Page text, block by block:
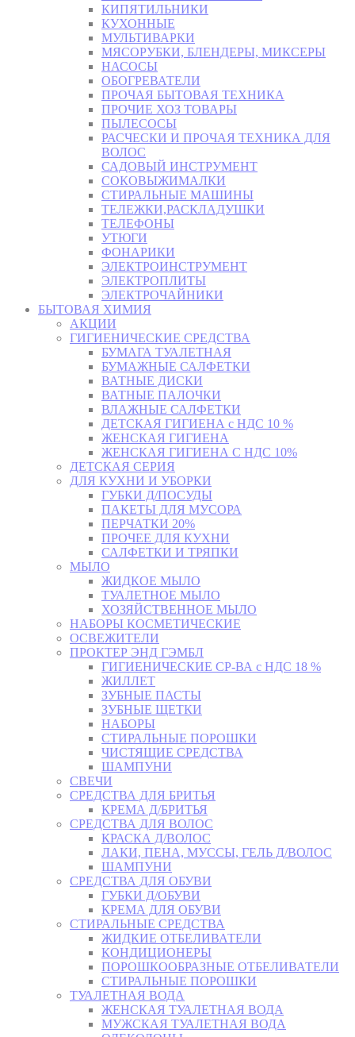
КИПЯТИЛЬНИКИ
КУХОННЫЕ
МУЛЬТИВАРКИ
МЯСОРУБКИ, БЛЕНДЕРЫ, МИКСЕРЫ
НАСОСЫ
ОБОГРЕВАТЕЛИ
ПРОЧАЯ БЫТОВАЯ ТЕХНИКА
ПРОЧИЕ ХОЗ ТОВАРЫ
ПЫЛЕСОСЫ
РАСЧЕСКИ И ПРОЧАЯ ТЕХНИКА ДЛЯ
ВОЛОС
САДОВЫЙ ИНСТРУМЕНТ
СОКОВЫЖИМАЛКИ
СТИРАЛЬНЫЕ МАШИНЫ
ТЕЛЕЖКИ,РАСКЛАДУШКИ
ТЕЛЕФОНЫ
УТЮГИ
ФОНАРИКИ
ЭЛЕКТРОИНСТРУМЕНТ
ЭЛЕКТРОПЛИТЫ
ЭЛЕКТРОЧАЙНИКИ
БЫТОВАЯ ХИМИЯ
АКЦИИ
ГИГИЕНИЧЕСКИЕ СРЕДСТВА
БУМАГА ТУАЛЕТНАЯ
БУМАЖНЫЕ САЛФЕТКИ
ВАТНЫЕ ДИСКИ
ВАТНЫЕ ПАЛОЧКИ
ВЛАЖНЫЕ САЛФЕТКИ
ДЕТСКАЯ ГИГИЕНА с НДС 10 %
ЖЕНСКАЯ ГИГИЕНА
ЖЕНСКАЯ ГИГИЕНА С НДС 10%
ДЕТСКАЯ СЕРИЯ
ДЛЯ КУХНИ И УБОРКИ
ГУБКИ Д/ПОСУДЫ
ПАКЕТЫ ДЛЯ МУСОРА
ПЕРЧАТКИ 20%
ПРОЧЕЕ ДЛЯ КУХНИ
САЛФЕТКИ И ТРЯПКИ
МЫЛО
ЖИДКОЕ МЫЛО
ТУАЛЕТНОЕ МЫЛО
ХОЗЯЙСТВЕННОЕ МЫЛО
НАБОРЫ КОСМЕТИЧЕСКИЕ
ОСВЕЖИТЕЛИ
ПРОКТЕР ЭНД ГЭМБЛ
ГИГИЕНИЧЕСКИЕ СР-ВА с НДС 18 %
ЖИЛЛЕТ
ЗУБНЫЕ ПАСТЫ
ЗУБНЫЕ ЩЕТКИ
НАБОРЫ
СТИРАЛЬНЫЕ ПОРОШКИ
ЧИСТЯЩИЕ СРЕДСТВА
ШАМПУНИ
СВЕЧИ
СРЕДСТВА ДЛЯ БРИТЬЯ
КРЕМА Д/БРИТЬЯ
СРЕДСТВА ДЛЯ ВОЛОС
КРАСКА Д/ВОЛОС
ЛАКИ, ПЕНА, МУССЫ, ГЕЛЬ Д/ВОЛОС
ШАМПУНИ
СРЕДСТВА ДЛЯ ОБУВИ
ГУБКИ Д/ОБУВИ
КРЕМА ДЛЯ ОБУВИ
СТИРАЛЬНЫЕ СРЕДСТВА
ЖИДКИЕ ОТБЕЛИВАТЕЛИ
КОНДИЦИОНЕРЫ
ПОРОШКООБРАЗНЫЕ ОТБЕЛИВАТЕЛИ
СТИРАЛЬНЫЕ ПОРОШКИ
ТУАЛЕТНАЯ ВОДА
ЖЕНСКАЯ ТУАЛЕТНАЯ ВОДА
МУЖСКАЯ ТУАЛЕТНАЯ ВОДА